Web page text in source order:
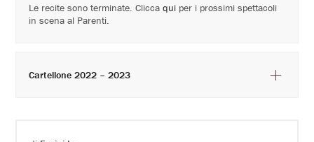
Le recite sono terminate. Cliccaqui per i prossimi spettacoli
in scena al Parenti.
Cartellone 2022 – 2023